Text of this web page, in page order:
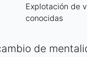
Explotación de
conocidas
de